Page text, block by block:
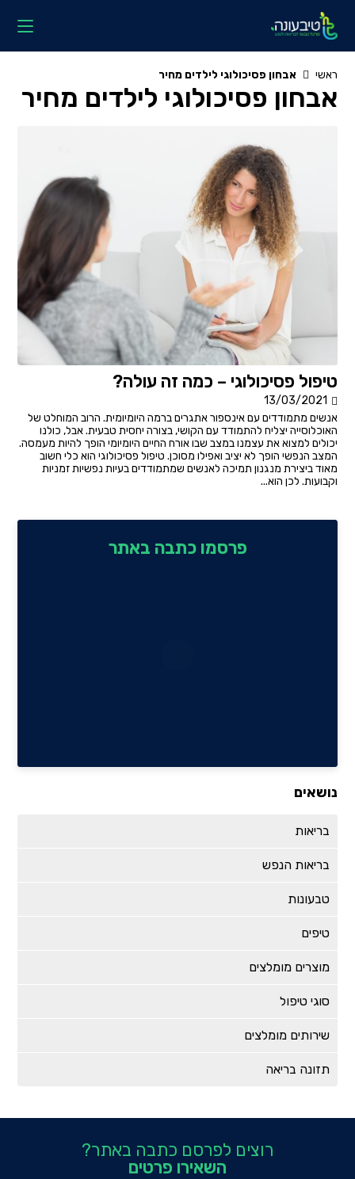
content
ראשי אבחון פסיכולוגי לילדים מחיר
אבחון פסיכולוגי לילדים מחיר
טיפול פסיכולוגי – כמה זה עולה?
13/03/2021
אנשים מתמודדים עם אינספור אתגרים ברמה היומיומית. הרוב המוחלט של
האוכלוסייה יצליח להתמודד עם הקושי, בצורה יחסית טבעית. אבל, כולנו
יכולים למצוא את עצמנו במצב שבו אורח החיים היומיומי הופך להיות מעמסה.
המצב הנפשי הופך לא יציב ואפילו מסוכן. טיפול פסיכולוגי הוא כלי חשוב
מאוד ביצירת מנגנון תמיכה לאנשים שמתמודדים בעיות נפשיות זמניות
וקבועות. לכן הוא...
פרסמו כתבה באתר
נושאים
בריאות
בריאות הנפש
טבעונות
טיפים
מוצרים מומלצים
סוגי טיפול
שירותים מומלצים
תזונה בריאה
רוצים לפרסם כתבה באתר?
השאירו פרטים